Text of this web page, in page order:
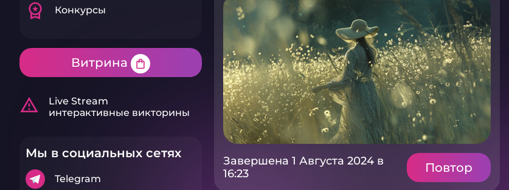
workspace_premium Конкурсы
Витрина shopping_bag
warning_amber
Live Stream
интерактивные викторины
Мы в социальных сетях
Telegram
Завершена 1 Августа 2024 в
16:23
Повтор